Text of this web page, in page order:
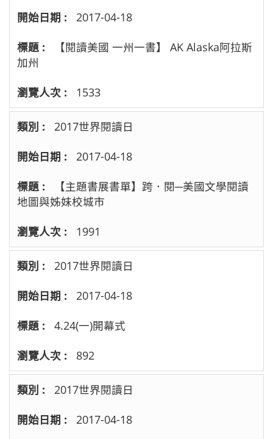
2017-04-18
【閱讀美國 一州一書】 AK Alaska阿拉斯
加州
1533
2017世界閱讀日
2017-04-18
【主題書展書單】跨．閱─美國文學閱讀
地圖與姊妹校城市
1991
2017世界閱讀日
2017-04-18
4.24(一)開幕式
892
2017世界閱讀日
2017-04-18